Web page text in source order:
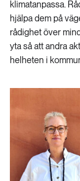
klimatanpassa.
hjälpa dem på
rådighet över
yta så att andra
helheten i